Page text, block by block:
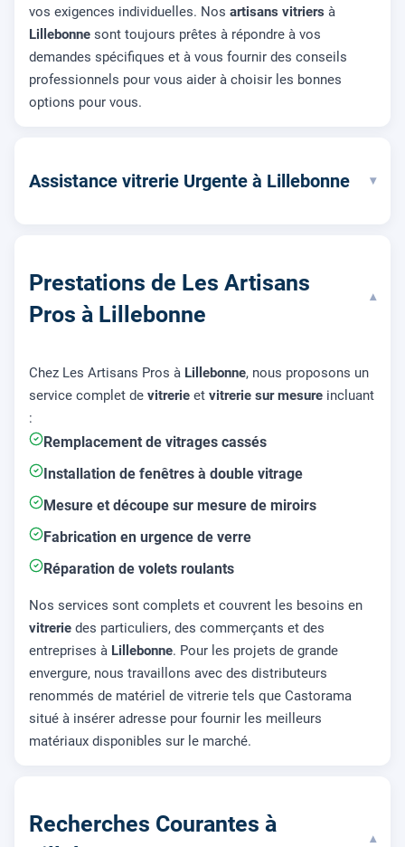
vos exigences individuelles. Nos artisans vitriers à
Lillebonne sont toujours prêtes à répondre à vos
demandes spécifiques et à vous fournir des conseils
professionnels pour vous aider à choisir les bonnes
options pour vous.
Assistance vitrerie Urgente à Lillebonne ▾
Prestations de Les Artisans
Pros à Lillebonne
▾
Chez Les Artisans Pros à Lillebonne, nous proposons un
service complet de vitrerie et vitrerie sur mesure incluant
:
Remplacement de vitrages cassés
Installation de fenêtres à double vitrage
Mesure et découpe sur mesure de miroirs
Fabrication en urgence de verre
Réparation de volets roulants
Nos services sont complets et couvrent les besoins en
vitrerie des particuliers, des commerçants et des
entreprises à Lillebonne. Pour les projets de grande
envergure, nous travaillons avec des distributeurs
renommés de matériel de vitrerie tels que Castorama
situé à insérer adresse pour fournir les meilleurs
matériaux disponibles sur le marché.
Recherches Courantes à
▾